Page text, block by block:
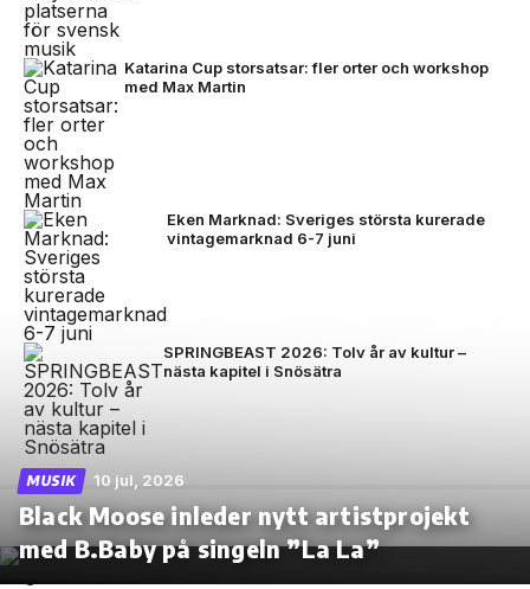
Katarina Cup storsatsar: fler orter och workshop
med Max Martin
Eken Marknad: Sveriges största kurerade
vintagemarknad 6-7 juni
SPRINGBEAST 2026: Tolv år av kultur –
nästa kapitel i Snösätra
MUSIK 10 jul, 2026
Black Moose inleder nytt artistprojekt
med B.Baby på singeln ”La La”